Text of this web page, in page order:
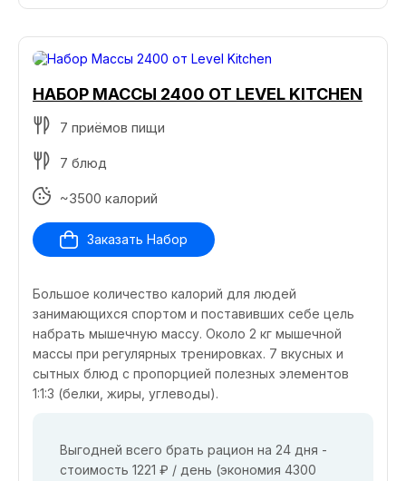
НАБОР МАССЫ 2400 ОТ LEVEL KITCHEN
7 приёмов пищи
7 блюд
~3500 калорий
Заказать Набор
Большое количество калорий для людей
занимающихся спортом и поставивших себе цель
набрать мышечную массу. Около 2 кг мышечной
массы при регулярных тренировках. 7 вкусных и
сытных блюд с пропорцией полезных элементов
1:1:3 (белки, жиры, углеводы).
Выгодней всего брать рацион на 24 дня -
стоимость 1221 ₽ / день (экономия 4300